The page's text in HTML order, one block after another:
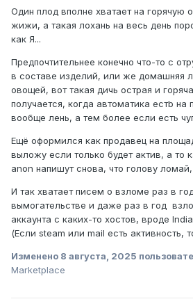
Будет видно, мои или какие-то
Один плод вполне хватает на горячую
жижи, а такая лохань на весь день
как Я...
Предпочтительнее конечно что-то с
в составе изделий, или же домашняя
овощей, вот такая дичь острая и
получается, когда автоматика естb на
вообще лень, а тем более если есть
Ещё оформился как продавец на
выложу если только будет актив, а то
anon напишут снова, что голову
И так хватает писем о взломе раз в
вымогательстве и даже раз в год
аккаунта с каких-то хостов, вроде
(Если steam или mail есть активность,
Изменено 8 августа, 2025
Marketplace